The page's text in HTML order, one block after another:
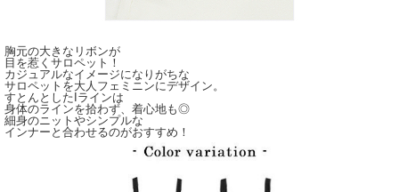
胸元の大きなリボンが
目を惹くサロペット！
カジュアルなイメージになりがちな
サロペットを大人フェミニンにデザイン。
すとんとしたIラインは
身体のラインを拾わず、着心地も◎
細身のニットやシンプルな
インナーと合わせるのがおすすめ！